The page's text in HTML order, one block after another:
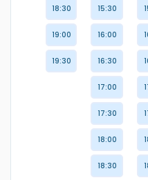
18:30
19:00
19:30
15:30
16:00
16:30
17:00
17:30
18:00
18:30